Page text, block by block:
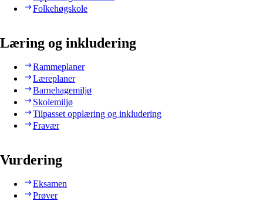
Folkehøgskole
Læring og inkludering
Rammeplaner
Læreplaner
Barnehagemiljø
Skolemiljø
Tilpasset opplæring og inkludering
Fravær
Vurdering
Eksamen
Prøver